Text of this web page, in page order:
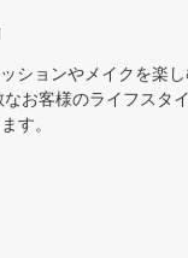
ションやメイクを楽
お客様のライフスタ
す。